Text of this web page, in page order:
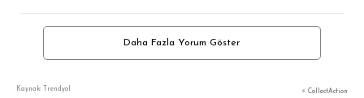
Daha Fazla Yorum Göster
Kaynak: Trendyol ⚡ CollectAction